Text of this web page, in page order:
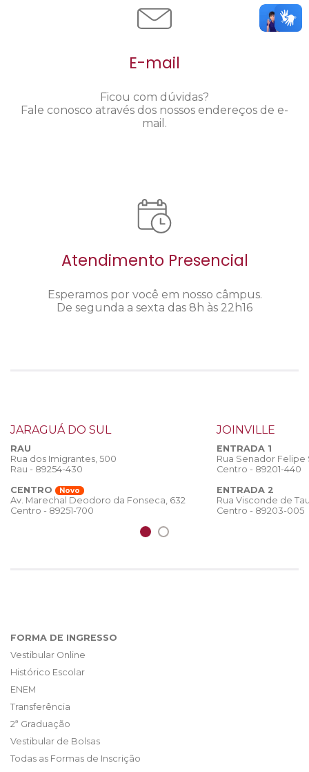
E-mail
Ficou com dúvidas?
Fale conosco através dos nossos endereços de e-
mail.
Atendimento Presencial
Esperamos por você em nosso câmpus.
De segunda a sexta das 8h às 22h16
JARAGUÁ DO SUL
RAU
Rua dos Imigrantes, 500
Rau - 89254-430
CENTRO
Novo
Av. Marechal Deodoro da Fonseca, 632
Centro - 89251-700
JOINVILLE
ENTRADA 1
Rua Senador
Centro - 89201-440
ENTRADA 2
Rua Visconde de
Centro - 89203-005
FORMA DE INGRESSO
Vestibular Online
Histórico Escolar
ENEM
Transferência
2ª Graduação
Vestibular de Bolsas
Todas as Formas de Inscrição